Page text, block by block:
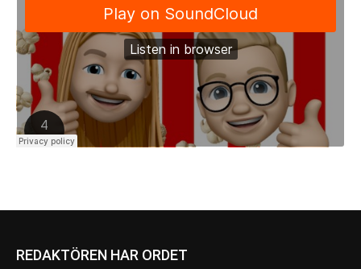
REDAKTÖREN HAR ORDET